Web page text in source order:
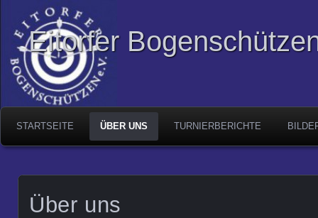
Eitorfer
STARTSEITE ÜBER UNS TURNIERBERICHTE
Über uns